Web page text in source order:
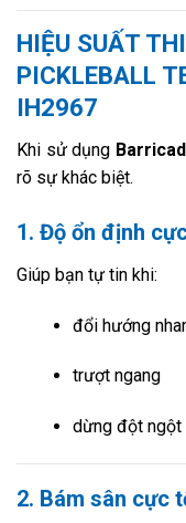
HIỆU SUẤT
PICKLEBALL
IH2967
Khi sử dụng
rõ sự khác biệt.
1. Độ ổn định
Giúp bạn tự tin khi:
đổi hướng
trượt ngang
dừng đột ngột
2. Bám sân cực